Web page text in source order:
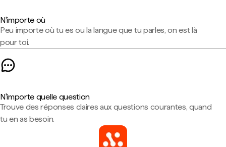
N'importe où
Peu importe où tu es ou la langue que tu parles, on est là
pour toi.
N'importe quelle question
Trouve des réponses claires aux questions courantes, quand
tu en as besoin.